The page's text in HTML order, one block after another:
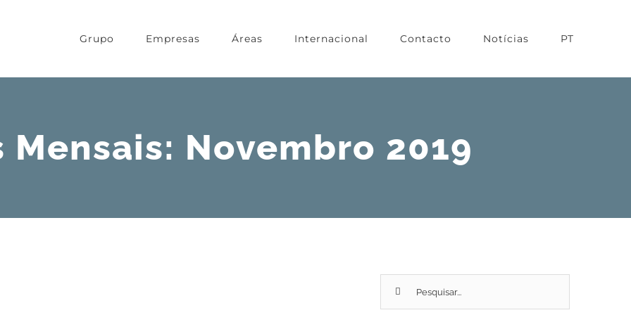
Grupo Empresas Áreas Internacional Contacto Notícias PT
Novembro 2019
Pesquisar
por: